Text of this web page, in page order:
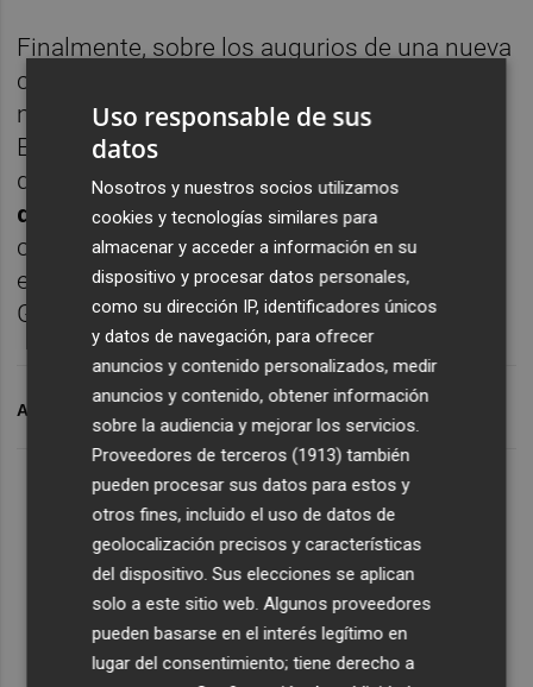
Finalmente, sobre los augurios de una nueva
crisis económica, Maroto ha incidido en que
ni el Gobierno ni informes del Banco de
España u otras entidades financieras hablan
de crisis, sino de un "marco de
desaceleración económica", y ha criticado a
ciertos partidos el estar utilizando esta
estrategia para intentar "desgastar al
Gobierno".
ARCHIVADO EN ARANCELES
Uso responsable de sus
datos
Nosotros y nuestros socios utilizamos
cookies y tecnologías similares para
almacenar y acceder a información en su
dispositivo y procesar datos personales,
como su dirección IP, identificadores únicos
y datos de navegación, para ofrecer
anuncios y contenido personalizados, medir
anuncios y contenido, obtener información
sobre la audiencia y mejorar los servicios.
Proveedores de terceros (1913) también
pueden procesar sus datos para estos y
otros fines, incluido el uso de datos de
geolocalización precisos y características
del dispositivo. Sus elecciones se aplican
solo a este sitio web. Algunos proveedores
pueden basarse en el interés legítimo en
lugar del consentimiento; tiene derecho a